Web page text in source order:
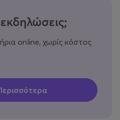
online, χωρίς κόστος